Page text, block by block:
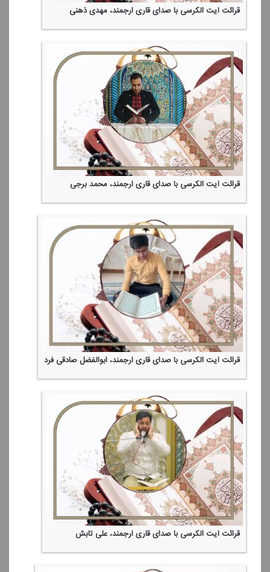
قرائت آیت الكرسی با صدای قاری ارجمند، مهدی ذهنی
قرائت آیت الكرسی با صدای قاری ارجمند، محمد برجی
قرائت آیت الكرسی با صدای قاری ارجمند، ابوالفضل صادقی فرد
قرائت آیت الكرسی با صدای قاری ارجمند، علی تابش